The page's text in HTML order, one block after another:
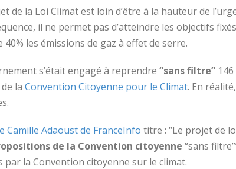
de la Loi Climat est loin d’être à la hauteur de
il ne permet pas d’atteindre les objectifs
40% les émissions de gaz à effet de serre.
s’était engagé à reprendre “sans filtre”
la Convention Citoyenne pour le Climat. En
Camille Adaoust de FranceInfo titre : “Le projet de
de la Convention citoyenne “sans
par la Convention citoyenne sur le climat.